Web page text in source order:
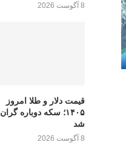
8 آگوست 2026
قیمت دلار و طلا امروز
۱۴۰۵؛ سکه دوباره گران
شد
8 آگوست 2026